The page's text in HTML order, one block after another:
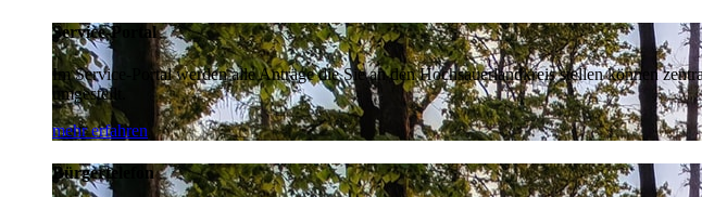
Service-Portal
Im Service-Portal werden alle Anträge die Sie an den Hochsauerlandkreis stellen können
umgestellt.
mehr erfahren
Bürgertelefon